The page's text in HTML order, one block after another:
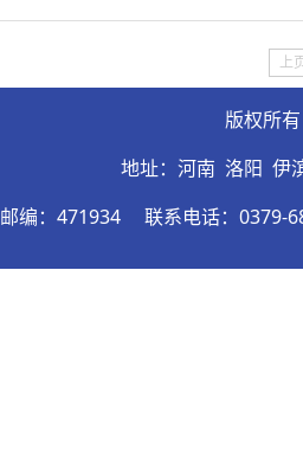
上
版权所
地址：河南 洛阳 伊
邮编：471934
联系电话：0379-